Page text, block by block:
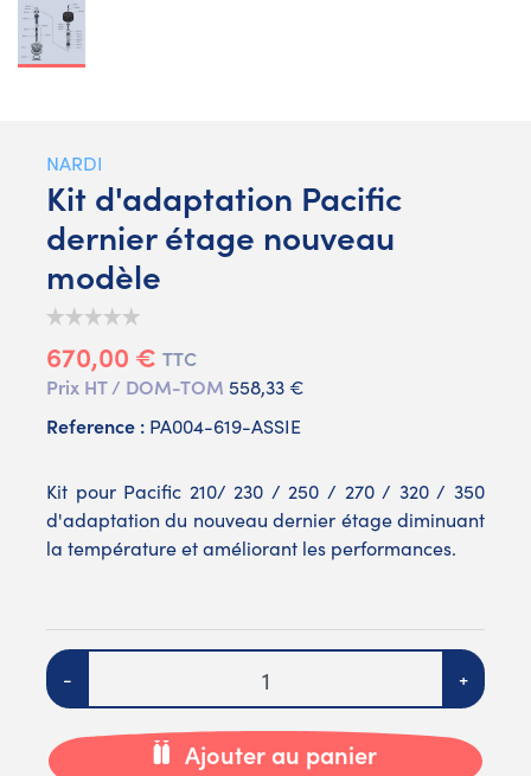
NARDI
Kit d'adaptation Pacific
dernier étage nouveau
modèle
670,00 € TTC
Prix HT / DOM-TOM 558,33 €
Reference : PA004-619-ASSIE
Kit pour Pacific 210/ 230 / 250 / 270 / 320 / 350
d'adaptation du nouveau dernier étage diminuant
la température et améliorant les performances.
Quantité
- +
Ajouter au panier